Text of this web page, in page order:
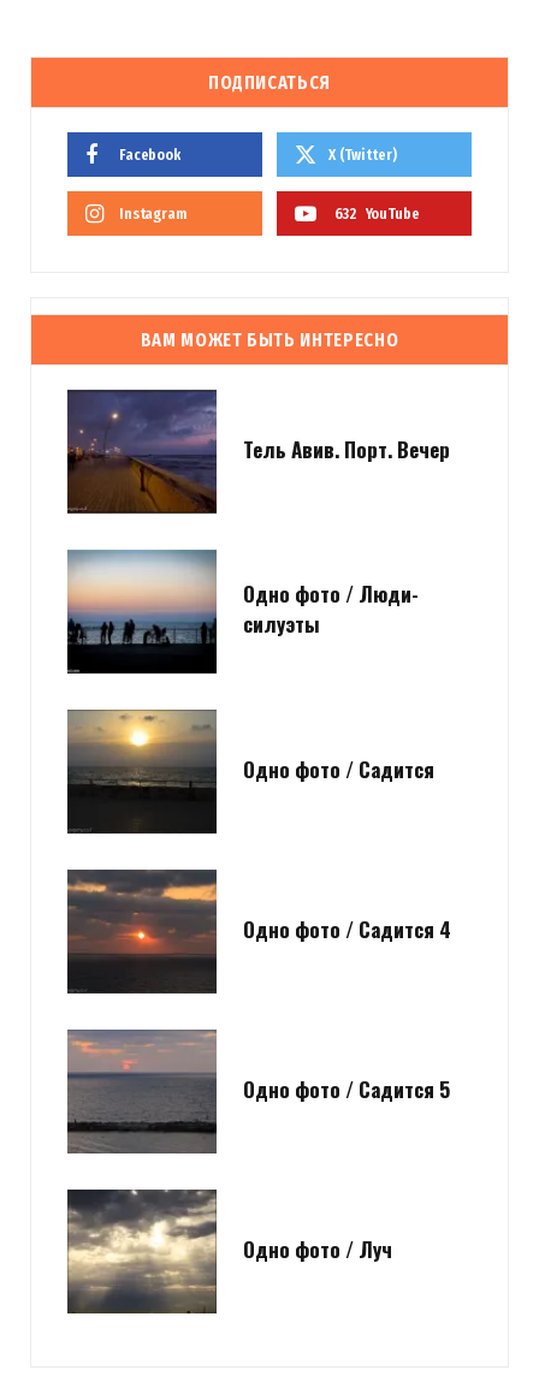
ПОДПИСАТЬСЯ
Facebook X (Twitter)
Instagram 632 YouTube
ВАМ МОЖЕТ БЫТЬ ИНТЕРЕСНО
Тель Авив. Порт. Вечер
Одно фото / Люди-
силуэты
Одно фото / Садится
Одно фото / Садится 4
Одно фото / Садится 5
Одно фото / Луч